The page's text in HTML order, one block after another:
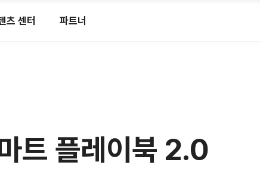
츠 센터 파트너
트 플레이북 2.0